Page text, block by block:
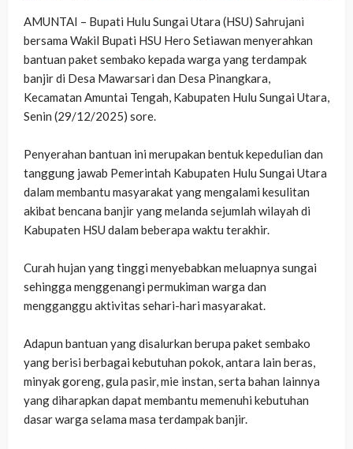
AMUNTAI – Bupati Hulu Sungai Utara (HSU) Sahrujani
bersama Wakil Bupati HSU Hero Setiawan menyerahkan
bantuan paket sembako kepada warga yang terdampak
banjir di Desa Mawarsari dan Desa Pinangkara,
Kecamatan Amuntai Tengah, Kabupaten Hulu Sungai Utara,
Senin (29/12/2025) sore.
‎Penyerahan bantuan ini merupakan bentuk kepedulian dan
tanggung jawab Pemerintah Kabupaten Hulu Sungai Utara
dalam membantu masyarakat yang mengalami kesulitan
akibat bencana banjir yang melanda sejumlah wilayah di
Kabupaten HSU dalam beberapa waktu terakhir.
‎Curah hujan yang tinggi menyebabkan meluapnya sungai
sehingga menggenangi permukiman warga dan
mengganggu aktivitas sehari-hari masyarakat.
‎Adapun bantuan yang disalurkan berupa paket sembako
yang berisi berbagai kebutuhan pokok, antara lain beras,
minyak goreng, gula pasir, mie instan, serta bahan lainnya
yang diharapkan dapat membantu memenuhi kebutuhan
dasar warga selama masa terdampak banjir.